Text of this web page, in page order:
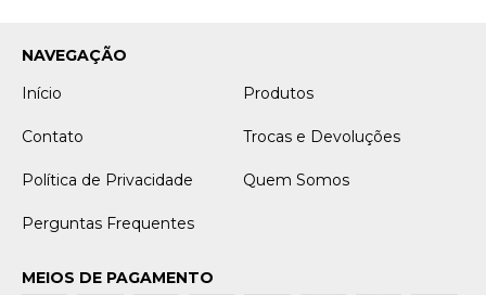
NAVEGAÇÃO
Início
Produtos
Contato Trocas e Devoluções
Política de Privacidade Quem Somos
Perguntas Frequentes
MEIOS DE PAGAMENTO